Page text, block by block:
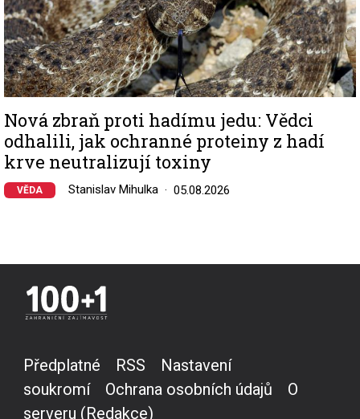
Nová zbraň proti hadímu jedu: Vědci
odhalili, jak ochranné proteiny z hadí
krve neutralizují toxiny
VĚDA Stanislav Mihulka 05.08.2026
Předplatné RSS
Nastavení
soukromí
Ochrana osobních údajů
O
serveru (Redakce)